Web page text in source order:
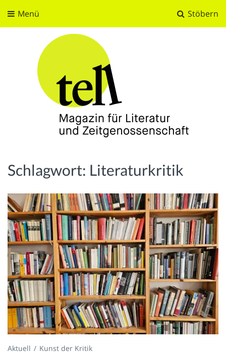
Stöbern
Menü
Schlagwort: Literaturkritik
Aktuell Kunst der Kritik